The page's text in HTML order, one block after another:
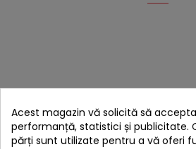
Acest magazin vă solicită să
performanță, statistici și publicitate.
părți sunt utilizate pentru a vă oferi